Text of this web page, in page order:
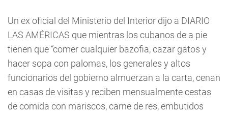
Un ex oficial del Ministerio del Interior dijo a DIARIO
LAS AMÉRICAS que mientras los cubanos de a pie
tienen que “comer cualquier bazofia, cazar gatos y
hacer sopa con palomas, los generales y altos
funcionarios del gobierno almuerzan a la carta, cenan
en casas de visitas y reciben mensualmente cestas
de comida con mariscos, carne de res, embutidos